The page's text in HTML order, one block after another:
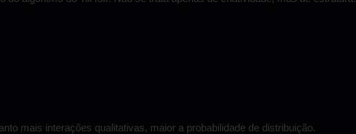
mais interações qualitativas, maior a probabilidade de distribuição.